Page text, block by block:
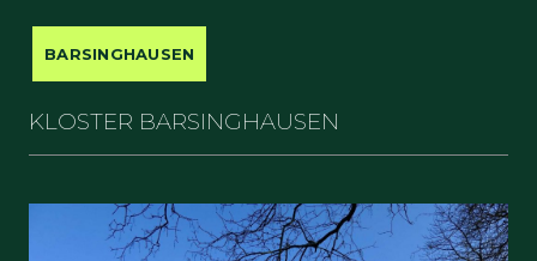
BARSINGHAUSEN
KLOSTER BARSINGHAUSEN